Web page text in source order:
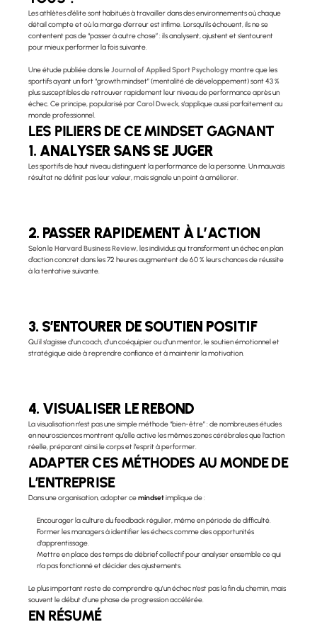
Les athlètes d’élite sont habitués à travailler dans des environnements où chaque
détail compte et où la marge d’erreur est infime. Lorsqu’ils échouent, ils ne se
contentent pas de “passer à autre chose” : ils analysent, ajustent et s’entourent
pour mieux performer la fois suivante.
Une étude publiée dans le Journal of Applied Sport Psychologymontre que les
sportifs ayant un fort “growth mindset” (mentalité de développement) sont 43 %
plus susceptibles de retrouver rapidement leur niveau de performance après un
échec. Ce principe, popularisé par Carol Dweck, s’applique aussi parfaitement au
monde professionnel.
LES PILIERS DE CE MINDSET GAGNANT
1. ANALYSER SANS SE JUGER
Les sportifs de haut niveau distinguent la performance de la personne. Un mauvais
résultat ne définit pas leur valeur, mais signale un point à améliorer.
2. PASSER RAPIDEMENT À L’ACTION
Selon le Harvard Business Review, les individus qui transforment un échec en plan
d’action concret dans les 72 heures augmentent de 60 % leurs chances de réussite
à la tentative suivante.
3. S’ENTOURER DE SOUTIEN POSITIF
Qu’il s’agisse d’un coach, d’un coéquipier ou d’un mentor, le soutien émotionnel et
stratégique aide à reprendre confiance et à maintenir la motivation.
4. VISUALISER LE REBOND
La visualisation n’est pas une simple méthode “bien-être” : de nombreuses études
en neurosciences montrent qu’elle active les mêmes zones cérébrales que l’action
réelle, préparant ainsi le corps et l’esprit à performer.
ADAPTER CES MÉTHODES AU MONDE DE
L’ENTREPRISE
Dans une organisation, adopter ce mindset implique de :
Encourager la culture du feedback régulier, même en période de difficulté.
Former les managers à identifier les échecs comme des opportunités
d’apprentissage.
Mettre en place des temps de débrief collectif pour analyser ensemble ce qui
n’a pas fonctionné et décider des ajustements.
Le plus important reste de comprendre qu’un échec n’est pas la fin du chemin, mais
souvent le début d’une phase de progression accélérée.
EN RÉSUMÉ